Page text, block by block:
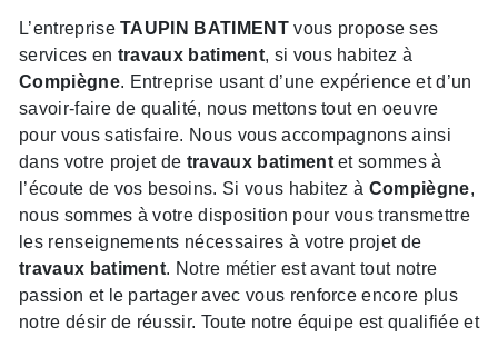
L’entrepriseTAUPIN BATIMENTvous propose ses
services en travaux batiment, si vous habitez à
Compiègne. Entreprise usant d’une expérience et d’un
savoir-faire de qualité, nous mettons tout en oeuvre
pour vous satisfaire. Nous vous accompagnons ainsi
dans votre projet de travaux batimentet sommes à
l’écoute de vos besoins. Si vous habitez à Compiègne,
nous sommes à votre disposition pour vous transmettre
les renseignements nécessaires à votre projet de
travaux batiment. Notre métier est avant tout notre
passion et le partager avec vous renforce encore plus
notre désir de réussir. Toute notre équipe est qualifiée et